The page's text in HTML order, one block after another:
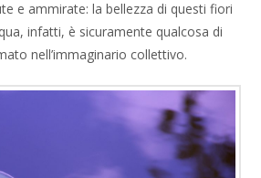
e ammirate: la bellezza di questi fiori
infatti, è sicuramente qualcosa di
nell’immaginario collettivo.